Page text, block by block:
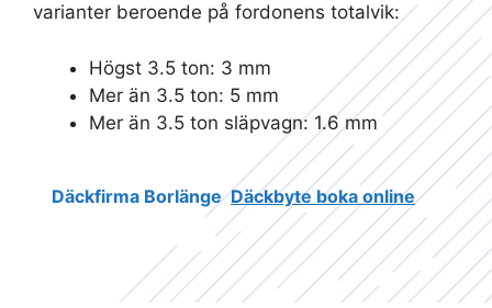
varianter beroende på fordonens totalvik:
Högst 3.5 ton: 3 mm
Mer än 3.5 ton: 5 mm
Mer än 3.5 ton släpvagn: 1.6 mm
Däckfirma Borlänge Däckbyte boka online